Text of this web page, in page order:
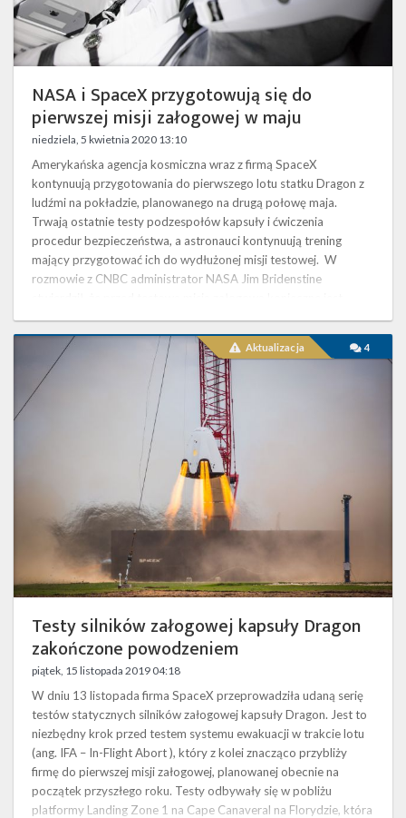
Kalendarze
NASA i SpaceX przygotowują się do
pierwszej misji załogowej w maju
niedziela, 5 kwietnia 2020 13:10
Amerykańska agencja kosmiczna wraz z firmą SpaceX
kontynuują przygotowania do pierwszego lotu statku Dragon z
ludźmi na pokładzie, planowanego na drugą połowę maja.
Trwają ostatnie testy podzespołów kapsuły i ćwiczenia
procedur bezpieczeństwa, a astronauci kontynuują trening
mający przygotować ich do wydłużonej misji testowej. W
rozmowie z CNBC administrator NASA Jim Bridenstine
zaakceptowanie zmian wprowadzonych w dwóch podsystem…
silników
załogowej
kapsuły
Dragon
Aktualizacja 4
Testy silników załogowej kapsuły Dragon
zakończone powodzeniem
piątek, 15 listopada 2019 04:18
W dniu 13 listopada firma SpaceX przeprowadziła udaną serię
testów statycznych silników załogowej kapsuły Dragon. Jest to
niezbędny krok przed testem systemu ewakuacji w trakcie lotu
(ang. IFA – In-Flight Abort ), który z kolei znacząco przybliży
firmę do pierwszej misji załogowej, planowanej obecnie na
początek przyszłego roku. Testy odbywały się w pobliżu
platformy Landing Zone 1 na Cape Canaveral na Florydzie, która